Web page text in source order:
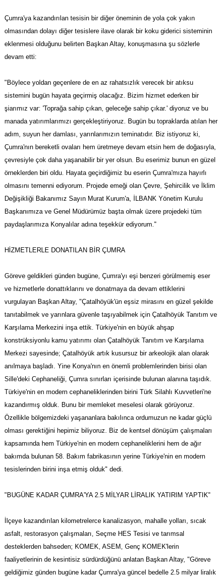
Çumra'ya kazandırılan tesisin bir diğer öneminin de yola çok yakın
olmasından dolayı diğer tesislere ilave olarak bir koku giderici sisteminin
eklenmesi olduğunu belirten Başkan Altay, konuşmasına şu sözlerle
devam etti:
"Böylece yoldan geçenlere de en az rahatsızlık verecek bir atıksu
sistemini bugün hayata geçirmiş olacağız. Bizim hizmet ederken bir
şiarımız var: 'Toprağa sahip çıkan, geleceğe sahip çıkar.' diyoruz ve bu
manada yatırımlarımızı gerçekleştiriyoruz. Bugün bu topraklarda atılan her
adım, suyun her damlası, yarınlarımızın teminatıdır. Biz istiyoruz ki,
Çumra'nın bereketli ovaları hem üretmeye devam etsin hem de doğasıyla,
çevresiyle çok daha yaşanabilir bir yer olsun. Bu eserimiz bunun en güzel
örneklerden biri oldu. Hayata geçirdiğimiz bu eserin Çumra'mıza hayırlı
olmasını temenni ediyorum. Projede emeği olan Çevre, Şehircilik ve İklim
Değişikliği Bakanımız Sayın Murat Kurum'a, İLBANK Yönetim Kurulu
Başkanımıza ve Genel Müdürümüz başta olmak üzere projedeki tüm
paydaşlarımıza Konyalılar adına teşekkür ediyorum."
HİZMETLERLE DONATILAN BİR ÇUMRA
Göreve geldikleri günden bugüne, Çumra'yı eşi benzeri görülmemiş eser
ve hizmetlerle donattıklarını ve donatmaya da devam ettiklerini
vurgulayan Başkan Altay, "Çatalhöyük'ün eşsiz mirasını en güzel şekilde
tanıtabilmek ve yarınlara güvenle taşıyabilmek için Çatalhöyük Tanıtım ve
Karşılama Merkezini inşa ettik. Türkiye'nin en büyük ahşap
konstrüksiyonlu kamu yatırımı olan Çatalhöyük Tanıtım ve Karşılama
Merkezi sayesinde; Çatalhöyük artık kusursuz bir arkeolojik alan olarak
anılmaya başladı. Yine Konya'nın en önemli problemlerinden birisi olan
Sille'deki Cephaneliği, Çumra sınırları içerisinde bulunan alanına taşıdık.
Türkiye'nin en modern cephaneliklerinden birini Türk Silahlı Kuvvetleri'ne
kazandırmış olduk. Bunu bir memleket meselesi olarak görüyoruz.
Özellikle bölgemizdeki yaşananlara bakılınca ordumuzun ne kadar güçlü
olması gerektiğini hepimiz biliyoruz. Biz de kentsel dönüşüm çalışmaları
kapsamında hem Türkiye'nin en modern cephaneliklerini hem de ağır
bakımda bulunan 58. Bakım fabrikasının yerine Türkiye'nin en modern
tesislerinden birini inşa etmiş olduk" dedi.
"BUGÜNE KADAR ÇUMRA'YA 2.5 MİLYAR LİRALIK YATIRIM YAPTIK"
İlçeye kazandırılan kilometrelerce kanalizasyon, mahalle yolları, sıcak
asfalt, restorasyon çalışmaları, Seçme HES Tesisi ve tarımsal
desteklerden bahseden; KOMEK, ASEM, Genç KOMEK'lerin
faaliyetlerinin de kesintisiz sürdürdüğünü anlatan Başkan Altay, "Göreve
geldiğimiz günden bugüne kadar Çumra'ya güncel bedelle 2.5 milyar liralık